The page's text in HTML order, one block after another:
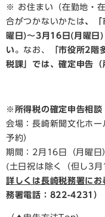
※ お住まい（在勤地・
合がつかないかたは、「
曜日)～3月16日(月曜日
い。 なお、
「市役所2階
税課」では、確定申告（
※所得税の確定申告相談
会場：長崎新聞文化ホ
予約）
期間：2月16日（月曜日
(土日祝は除く（但し3月
詳しくは長崎税務署にお
務署電話：822-4231）